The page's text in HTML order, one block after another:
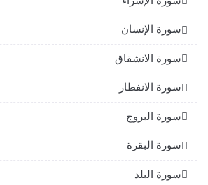
سورة الإنسان
سورة الانشقاق
سورة الانفطار
سورة البروج
سورة البقرة
سورة البلد